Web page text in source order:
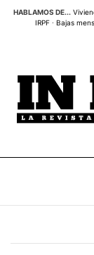
SkipHABLAMOS DE...
IRPF· Bajas